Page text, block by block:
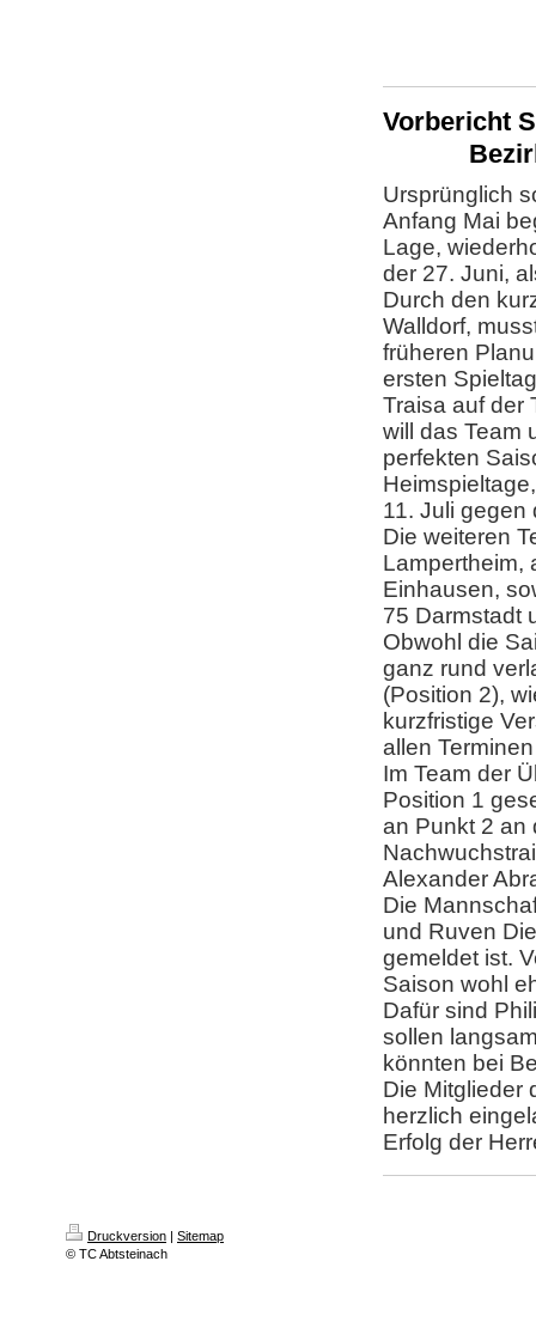
Ursprünglich
Anfang Mai
Lage,
der 27. Juni,
Durch den
Walldorf,
früheren
ersten
Traisa auf der
will das Team
perfekten
11. Juli gegen
Die weiteren
Lampertheim,
Einhausen,
75 Darmstadt
Obwohl die
ganz rund
(Position 2),
kurzfristige
allen
Im Team der
Position 1
an Punkt 2 an
Alexander
Die
und Ruven
gemeldet ist.
Saison wohl
Dafür sind
sollen
könnten bei
Die Mitglieder
herzlich
Erfolg der
Druckversion | Sitemap
© TC Abtsteinach